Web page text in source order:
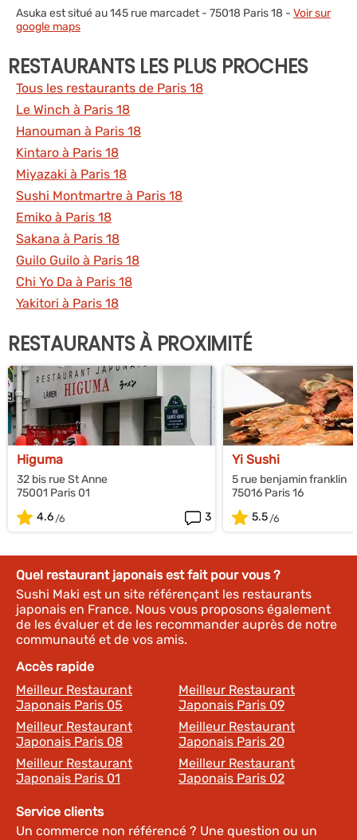
Asuka est situé au 145 rue marcadet - 75018 Paris 18 - Voir sur
google maps
RESTAURANTS LES PLUS PROCHES
Tous les restaurants de Paris 18
Le Winch à Paris 18
Hanouman à Paris 18
Kintaro à Paris 18
Miyazaki à Paris 18
Sushi Montmartre à Paris 18
Emiko à Paris 18
Sakana à Paris 18
Guilo Guilo à Paris 18
Chi Yo Da à Paris 18
Yakitori à Paris 18
RESTAURANTS À PROXIMITÉ
Higuma
32 bis rue St Anne
75001 Paris 01
4.6
3
Yi Sushi
5 rue benjamin franklin
75016 Paris 16
5.5
Quel restaurant japonais est fait pour vous ?
Sushi Maki est un site référençant les restaurants
japonais en France. Nous vous proposons également
de les évaluer et de les recommander auprès de notre
communauté et de vos amis.
Accès rapide
Meilleur Restaurant
Japonais Paris 05
Meilleur Restaurant
Japonais Paris 09
Meilleur Restaurant
Japonais Paris 08
Meilleur Restaurant
Japonais Paris 20
Meilleur Restaurant
Japonais Paris 01
Meilleur Restaurant
Japonais Paris 02
Service clients
Un commerce non référencé ? Une question ou un